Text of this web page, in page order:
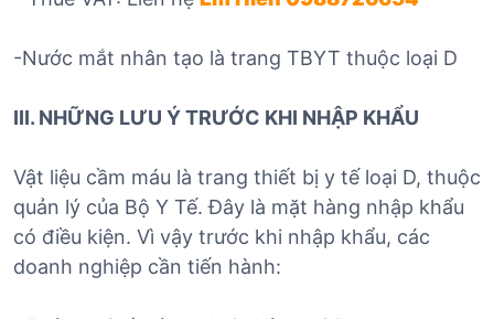
-Nước mắt nhân tạo là trang TBYT thuộc loại D
III. NHỮNG LƯU Ý TRƯỚC KHI NHẬP KHẨU
Vật liệu cầm máu là trang thiết bị y tế loại D, thuộc
quản lý của Bộ Y Tế. Đây là mặt hàng nhập khẩu
có điều kiện. Vì vậy trước khi nhập khẩu, các
doanh nghiệp cần tiến hành: